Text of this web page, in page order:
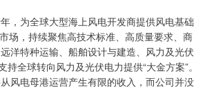
为全球大型海上风电开发商提供风电基础
场，持续聚焦高技术标准、高质量要求、商
洋特种运输、船舶设计与建造、风力及光伏
全球转向风力及光伏电力提供“大金方案”。
风电母港运营产生有限的收入，而公司并没